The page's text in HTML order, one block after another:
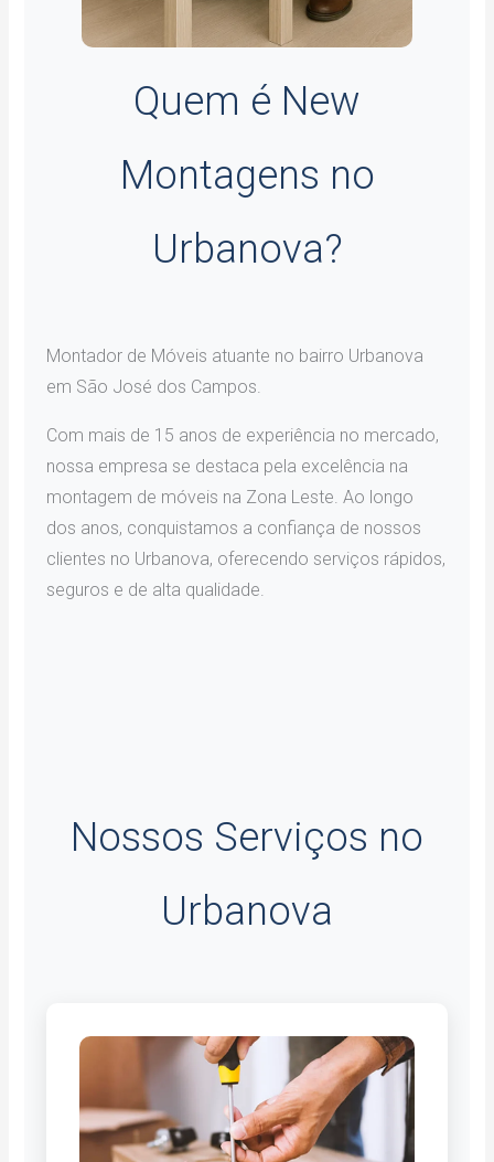
Quem é New
Montagens no
Urbanova?
Montador de Móveis atuante no bairro Urbanova
em São José dos Campos.
Com mais de 15 anos de experiência no mercado,
nossa empresa se destaca pela excelência na
montagem de móveis na Zona Leste. Ao longo
dos anos, conquistamos a confiança de nossos
clientes no Urbanova, oferecendo serviços rápidos,
seguros e de alta qualidade.
Nossos Serviços no
Urbanova